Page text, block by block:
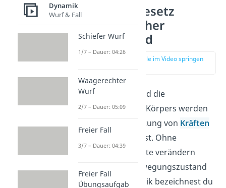
Trägheitsgesetz
physikalischer
Hintergrund
zur Stelle im Video springen
Der
und die
Bewegungeines Körpers werden
durch die Einwirkung von Kräften
auf ihn beeinflusst. Ohne
einwirkende Kräfte verändern
Körper ihren Bewegungszustand
nicht. In der Physik bezeichnest du
Dynamik
Wurf & Fall
Schiefer Wurf
1/7 – Dauer: 04:26
Waagerechter
Wurf
2/7 – Dauer: 05:09
Freier Fall
3/7 – Dauer: 04:39
Freier Fall
Übungsaufgab